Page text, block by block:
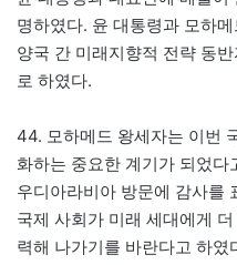
명하였다. 윤 대통령과 모하
양국 간 미래지향적 전략 동
로 하였다.
44. 모하메드 왕세자는 이번
화하는 중요한 계기가 되었
우디아라비아 방문에 감사를
국제 사회가 미래 세대에게
력해 나가기를 바란다고 하였